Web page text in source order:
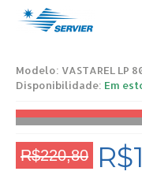
Modelo: VASTAREL LP
Disponibilidade: Em
R$220,80